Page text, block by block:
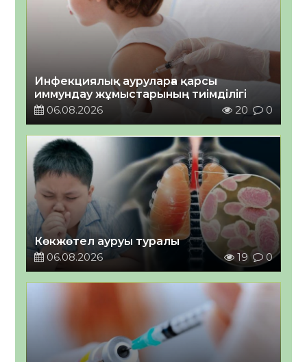
Инфекциялық ауруларға қарсы
иммундау жұмыстарының тиімділігі
06.08.2026
20 0
Көкжөтел ауруы туралы
06.08.2026
19 0